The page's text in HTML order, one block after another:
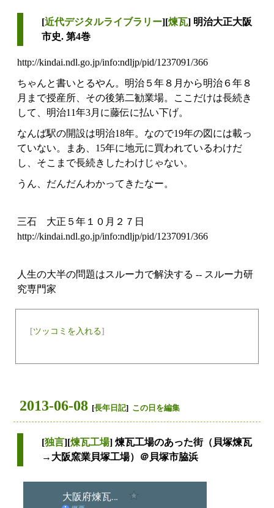
[近代デジタルライブラリー][煉瓦] 明治大正大阪
市史. 第4巻
http://kindai.ndl.go.jp/info:ndljp/pid/1237091/366
ちゃんと書いとるやん。明治５年８月から明治６年８
月まで授産所、その後第二勧業場。ここだけは長続き
して、明治11年3月に藤伝に払い下げ。
なんば駅の開設は明治18年。なので19年の図には載っ
ていない。まあ、15年に地元に買われているわけだ
し、そこまで長続きしたわけじゃない。
うん、だんだんわかってきたなー。
三石 大正５年１０月２７日
http://kindai.ndl.go.jp/info:ndljp/pid/1237091/366
人生の大半の問題はスルー力で解決する -- スルー力研
究専門家
[ツッコミを入れる]
2013-06-08 [長年日記] この日を編集
[独言][煉瓦工場] 煉瓦工場のあった街（貝塚煉瓦
→大阪窯業貝塚工場）＠貝塚市脇浜